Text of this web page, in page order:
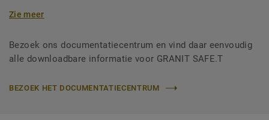
Zie meer
Bezoek ons documentatiecentrum en vind daar eenvoudig
alle downloadbare informatie voor GRANIT SAFE.T
BEZOEK HET DOCUMENTATIECENTRUM